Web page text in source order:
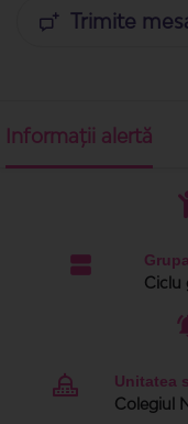
Trimite
Informații alertă
Ciclu
Unitatea
Colegiul